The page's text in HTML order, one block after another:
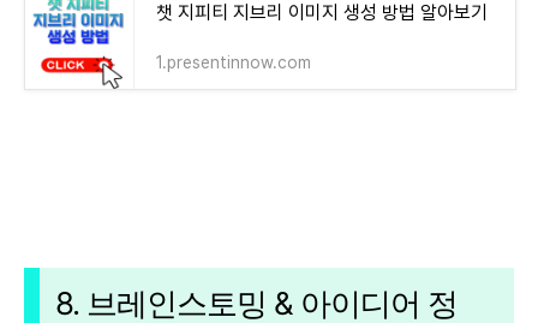
챗 지피티 지브리 이미지 생성 방법 알아보기
1.presentinnow.com
8. 브레인스토밍 & 아이디어 정